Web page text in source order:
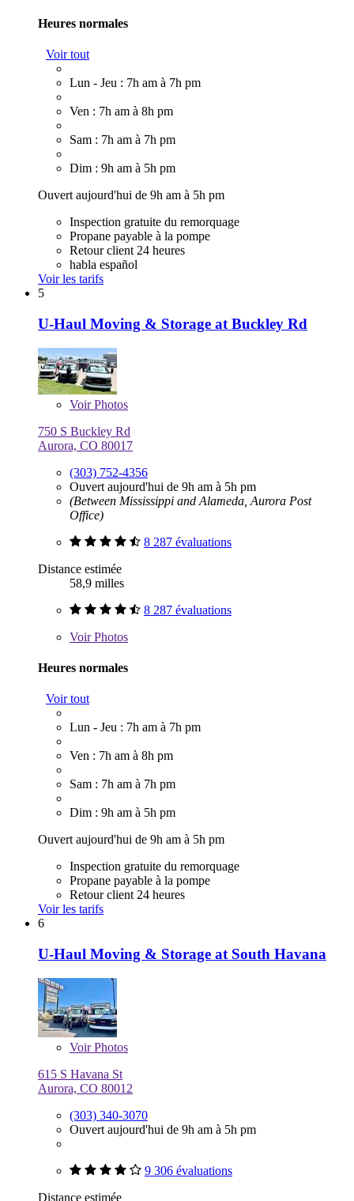
Heures normales
Voir tout
Lun - Jeu : 7h am à 7h pm
Ven : 7h am à 8h pm
Sam : 7h am à 7h pm
Dim : 9h am à 5h pm
Ouvert aujourd'hui de 9h am à 5h pm
Inspection gratuite du remorquage
Propane payable à la pompe
Retour client 24 heures
habla español
Voir les tarifs
5
U-Haul Moving & Storage at Buckley Rd
VoirPhotos
750 S Buckley Rd
Aurora, CO 80017
(303) 752-4356
Ouvert aujourd'hui de 9h am à 5h pm
(Between Mississippi and Alameda, Aurora Post
Office)
8 287 évaluations
Distance estimée
58,9 milles
8 287 évaluations
VoirPhotos
Heures normales
Voir tout
Lun - Jeu : 7h am à 7h pm
Ven : 7h am à 8h pm
Sam : 7h am à 7h pm
Dim : 9h am à 5h pm
Ouvert aujourd'hui de 9h am à 5h pm
Inspection gratuite du remorquage
Propane payable à la pompe
Retour client 24 heures
Voir les tarifs
6
U-Haul Moving & Storage at South Havana
VoirPhotos
615 S Havana St
Aurora, CO 80012
(303) 340-3070
Ouvert aujourd'hui de 9h am à 5h pm
9 306 évaluations
Distance estimée